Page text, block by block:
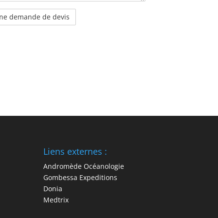
Liens externes :
Andromède Océanologie
Gombessa Expeditions
Donia
Medtrix